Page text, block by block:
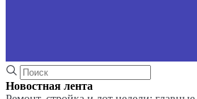
Новостная лента